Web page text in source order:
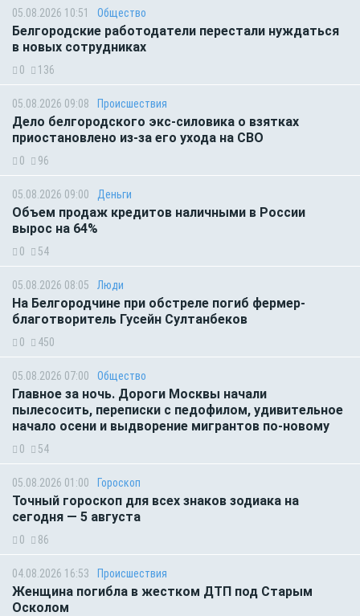
05.08.2026 10:51 Общество
Белгородские работодатели перестали нуждаться
в новых сотрудниках
0 136
05.08.2026 09:08 Происшествия
Дело белгородского экс-силовика о взятках
приостановлено из-за его ухода на СВО
0 96
05.08.2026 09:00 Деньги
Объем продаж кредитов наличными в России
вырос на 64%
0 54
05.08.2026 08:05 Люди
На Белгородчине при обстреле погиб фермер-
благотворитель Гусейн Султанбеков
0 450
05.08.2026 07:00 Общество
Главное за ночь. Дороги Москвы начали
пылесосить, переписки с педофилом, удивительное
начало осени и выдворение мигрантов по-новому
0 54
05.08.2026 01:00 Гороскоп
Точный гороскоп для всех знаков зодиака на
сегодня — 5 августа
0 86
04.08.2026 16:53 Происшествия
Женщина погибла в жестком ДТП под Старым
Осколом